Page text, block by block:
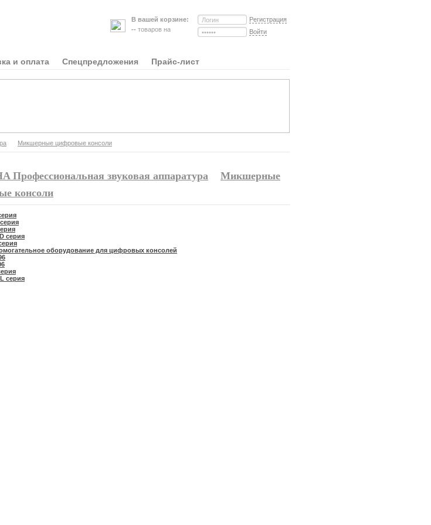
В вашей корзине:
-- товаров на
Регистрация
Войти
и оплата Спецпредложения Прайс-лист
Микшерные цифровые консоли
Профессиональная звуковая аппаратура
Микшерные
консоли
серия
оборудование для цифровых консолей
серия